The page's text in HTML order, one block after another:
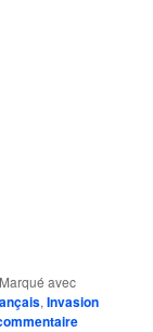
Marqué avec
,Invasion